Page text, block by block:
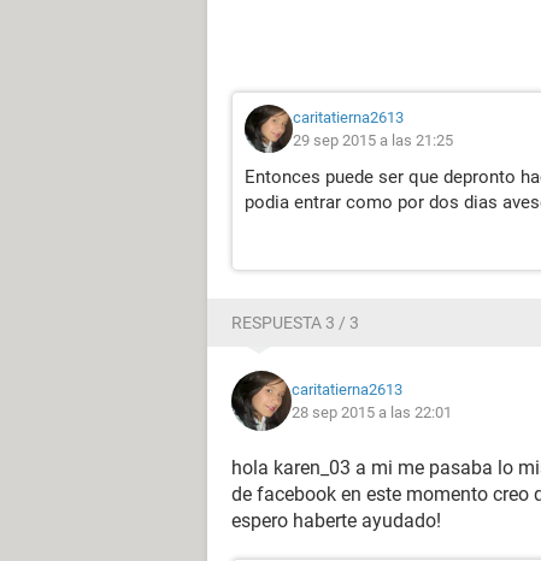
caritatierna2613
29 sep 2015 a las 21:25
Entonces puede ser que depronto
podia entrar como por dos dias
RESPUESTA 3 / 3
caritatierna2613
28 sep 2015 a las 22:01
hola karen_03 a mi me pasaba lo
de facebook en este momento
espero haberte ayudado!